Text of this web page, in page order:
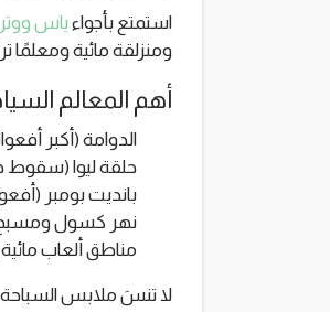
استمتع بأجواء ياس
ومنزلقة مائية ومعلمًا
أهم المعالم
الدوامة (أكبر
حلقة ليوا
بانديت بومبر
نهر كسول ومسبح
مناطق ألعاب
لا تنسَ ملابس السباحة -